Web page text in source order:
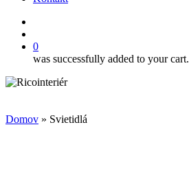
0
was successfully added to your cart.
Domov » Svietidlá